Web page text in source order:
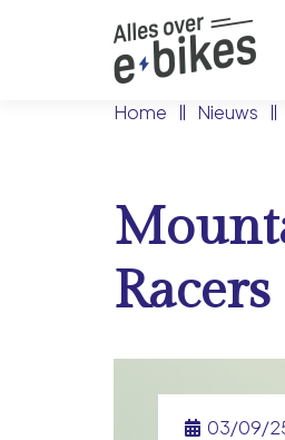
Home Nieuws
03/09/